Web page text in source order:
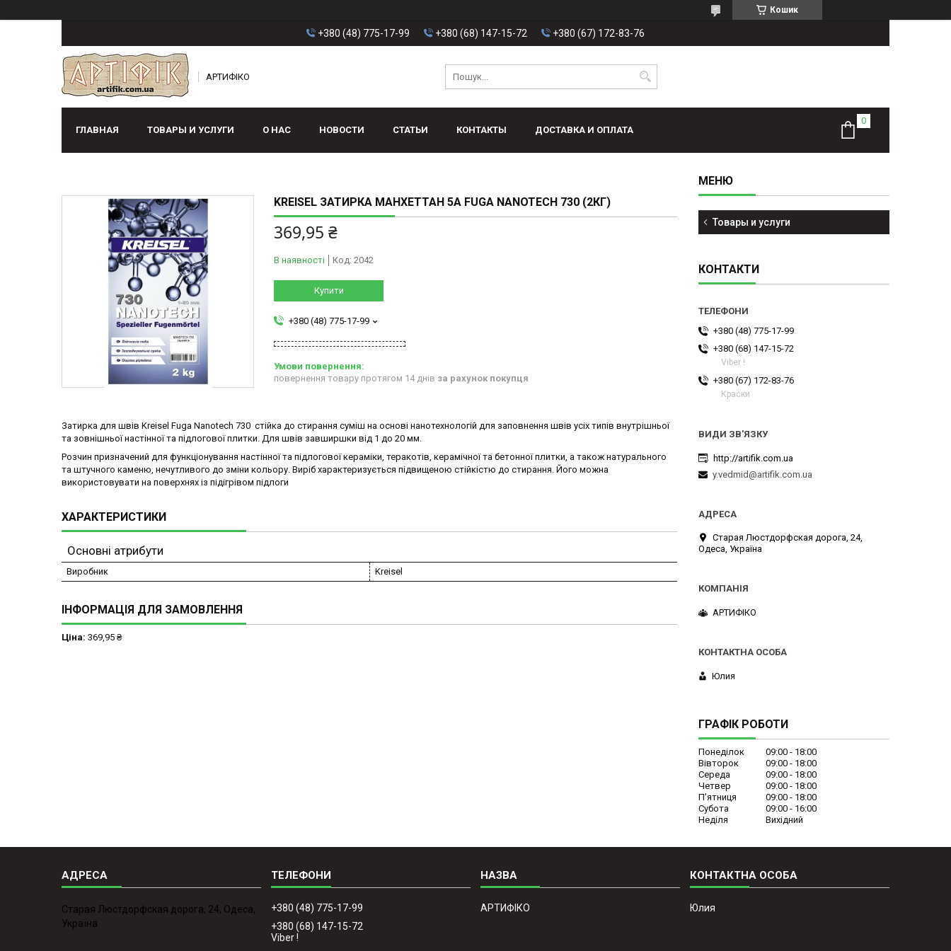
Кошик
+380 (48) 775-17-99 +380 (68) 147-15-72 +380 (67) 172-83-76
АРТИФІКО
ГЛАВНАЯ ТОВАРЫ И УСЛУГИ О НАС НОВОСТИ СТАТЬИ КОНТАКТЫ ДОСТАВКА И ОПЛАТА
KREISEL ЗАТИРКА МАНХЕТТАН 5А FUGA NANOTECH 730 (2КГ)
369,95 ₴
В наявності Код: 2042
Купити
+380 (48) 775-17-99
повернення товару протягом 14 днів за рахунок покупця
Затирка для швів Kreisel Fuga Nanotech 730 стійка до стирання суміш на основі нанотехнологій для заповнення швів усіх типів внутрішньої
та зовнішньої настінної та підлогової плитки. Для швів завширшки від 1 до 20 мм.
Розчин призначений для функціонування настінної та підлогової кераміки, теракотів, керамічної та бетонної плитки, а також натурального
та штучного каменю, нечутливого до зміни кольору. Виріб характеризується підвищеною стійкістю до стирання. Його можна
використовувати на поверхнях із підігрівом підлоги
ХАРАКТЕРИСТИКИ
Основні атрибути
Виробник Kreisel
ІНФОРМАЦІЯ ДЛЯ ЗАМОВЛЕННЯ
Ціна: 369,95 ₴
Товары и услуги
КОНТАКТИ
+380 (48) 775-17-99
+380 (68) 147-15-72
Viber !
+380 (67) 172-83-76
Краски
http://artifik.com.ua
y.vedmid@artifik.com.ua
Старая Люстдорфская дорога, 24,
Одеса, Україна
АРТИФІКО
Юлия
ГРАФІК РОБОТИ
Понеділок 09:00
18:00
Вівторок
09:00
18:00
Середа
09:00
18:00
Четвер
09:00
18:00
Пʼятниця
09:00
18:00
Субота
09:00
16:00
Неділя
Вихідний
Старая Люстдорфская дорога, 24, Одеса,
Україна
+380 (48) 775-17-99
+380 (68) 147-15-72
Viber !
АРТИФІКО Юлия